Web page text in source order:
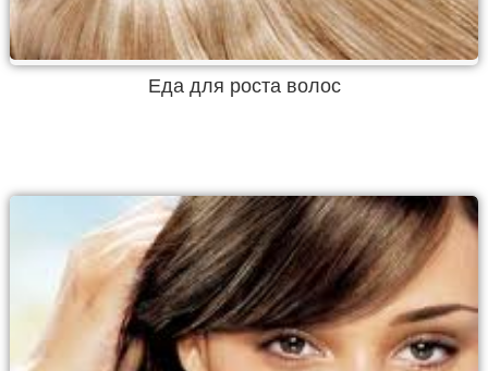
Еда для роста волос